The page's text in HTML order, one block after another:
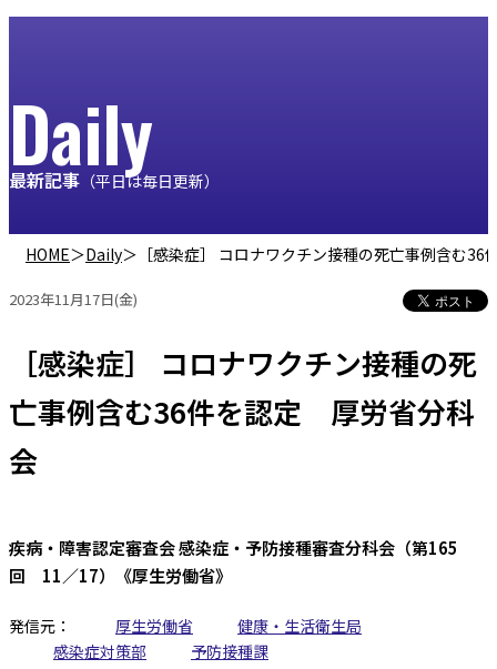
Daily
最新記事 （平日は毎日更新）
HOME＞Daily＞ ［感染症］ コロナワクチン接種の死亡事例含む
2023年11月17日(金)
［感染症］ コロナワクチン接種の死
亡事例含む36件を認定 厚労省分科
会
疾病・障害認定審査会 感染症・予防接種審査分科会（第165
回 11／17）《厚生労働省》
発信元： 厚生労働省
健康・生活衛生局
感染症対策部
予防接種課